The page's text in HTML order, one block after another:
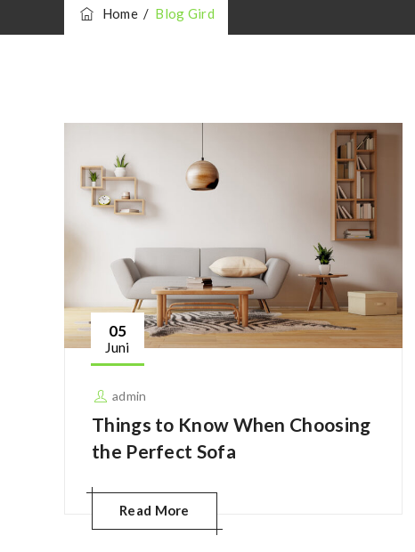
Home/ Blog Gird
05
Juni
admin
Things to Know When Choosing
the Perfect Sofa
Read More